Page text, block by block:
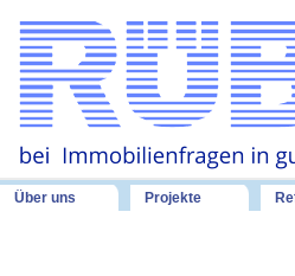
Über uns Projekte